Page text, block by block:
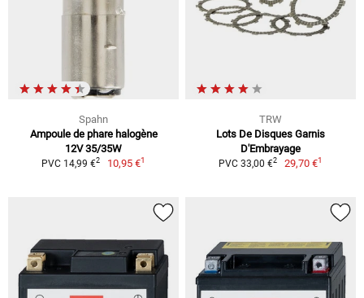
Spahn
Ampoule de phare halogène
12V 35/35W
PVC 14,99 €2 10,95 €1
TRW
Lots De Disques Garnis
D'Embrayage
PVC 33,00 €2 29,70 €1